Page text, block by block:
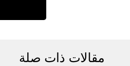
مقالات ذات صلة